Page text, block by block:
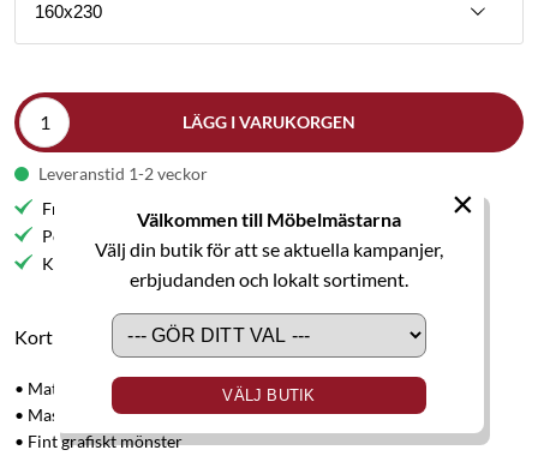
Välkommen till Möbelmästarna
Välj din butik för att se aktuella kampanjer,
erbjudanden och lokalt sortiment.
VÄLJ BUTIK
×
160x230
LÄGG I VARUKORGEN
Leveranstid 1-2 veckor
Fri frakt till butik
Personlig service
Kvalitetsmöbler
Kort produktbeskrivning
• Matta
• Maskinvävd
• Fint grafiskt mönster